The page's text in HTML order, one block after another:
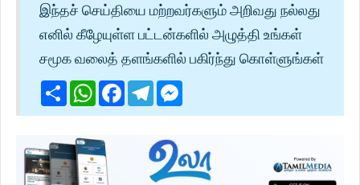
இந்தச் செய்தியை மற்றவர்களும் அறிவது நல்லது
எனில் கீழேயுள்ள பட்டன்களில் அழுத்தி உங்கள்
சமூக வலைத் தளங்களில் பகிர்ந்து கொள்ளுங்கள்
ShareWhatsApp
Facebook
Telegram